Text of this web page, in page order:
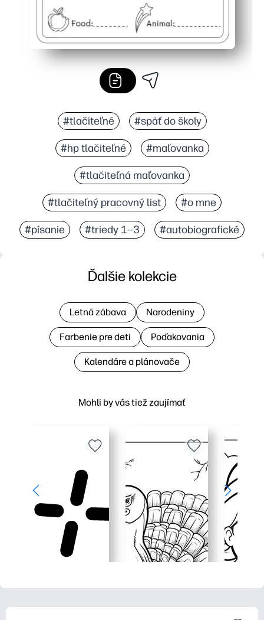
#tlačiteľné #späť do školy
#hp tlačiteľné #maľovanka
#tlačiteľná maľovanka
#tlačiteľný pracovný list #o mne
#písanie #triedy 1--3 #autobiografické
Mohli by vás tiež zaujímať
Ďalšie kolekcie
Letná zábava Narodeniny
Farbenie pre deti Poďakovania
Kalendáre a plánovače